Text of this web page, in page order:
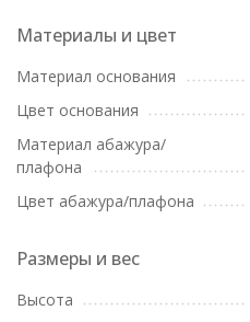
Материалы и цвет
Материал основания
Цвет основания
Материал абажура/
плафона
Цвет абажура/плафона
Размеры и вес
Высота